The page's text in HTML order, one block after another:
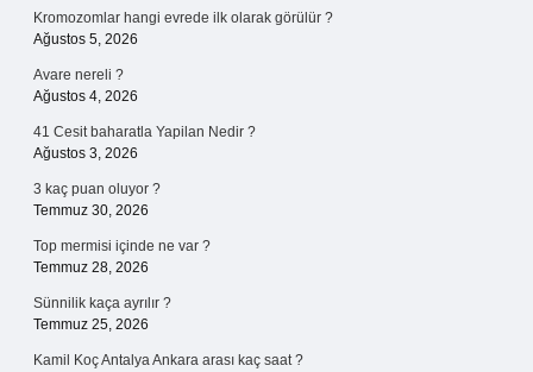
Kromozomlar hangi evrede ilk olarak görülür ?
Ağustos 5, 2026
Avare nereli ?
Ağustos 4, 2026
41 Cesit baharatla Yapilan Nedir ?
Ağustos 3, 2026
3 kaç puan oluyor ?
Temmuz 30, 2026
Top mermisi içinde ne var ?
Temmuz 28, 2026
Sünnilik kaça ayrılır ?
Temmuz 25, 2026
Kamil Koç Antalya Ankara arası kaç saat ?